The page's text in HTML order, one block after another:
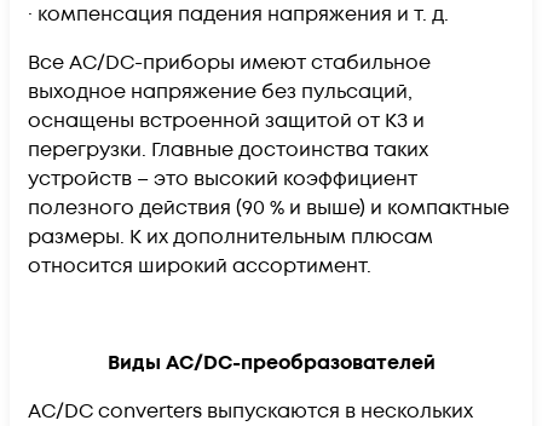
· компенсация падения напряжения и т. д.
Все AC/DC-приборы имеют стабильное
выходное напряжение без пульсаций,
оснащены встроенной защитой от КЗ и
перегрузки. Главные достоинства таких
устройств – это высокий коэффициент
полезного действия (90 % и выше) и компактные
размеры. К их дополнительным плюсам
относится широкий ассортимент.
Виды AC/DC-преобразователей
AC/DC converters выпускаются в нескольких